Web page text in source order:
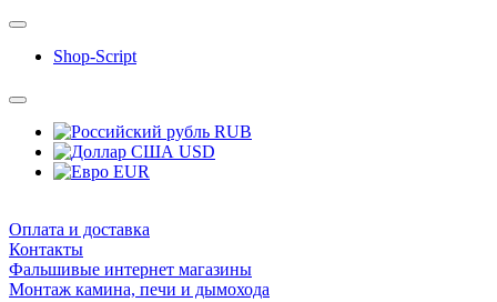
Shop-Script
RUB
USD
EUR
Оплата и доставка
Контакты
Фальшивые интернет магазины
Монтаж камина, печи и дымохода